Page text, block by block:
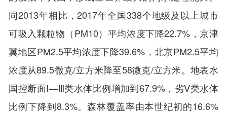
同2013年相比，2017年全国338个地级及以上城市
可吸入颗粒物（PM10）平均浓度下降22.7%，京津
冀地区PM2.5平均浓度下降39.6%，北京PM2.5平均
浓度从89.5微克/立方米降至58微克/立方米。地表水
国控断面Ⅰ—Ⅲ类水体比例增加到67.9%，劣Ⅴ类水体
比例下降到8.3%。森林覆盖率由本世纪初的16.6%